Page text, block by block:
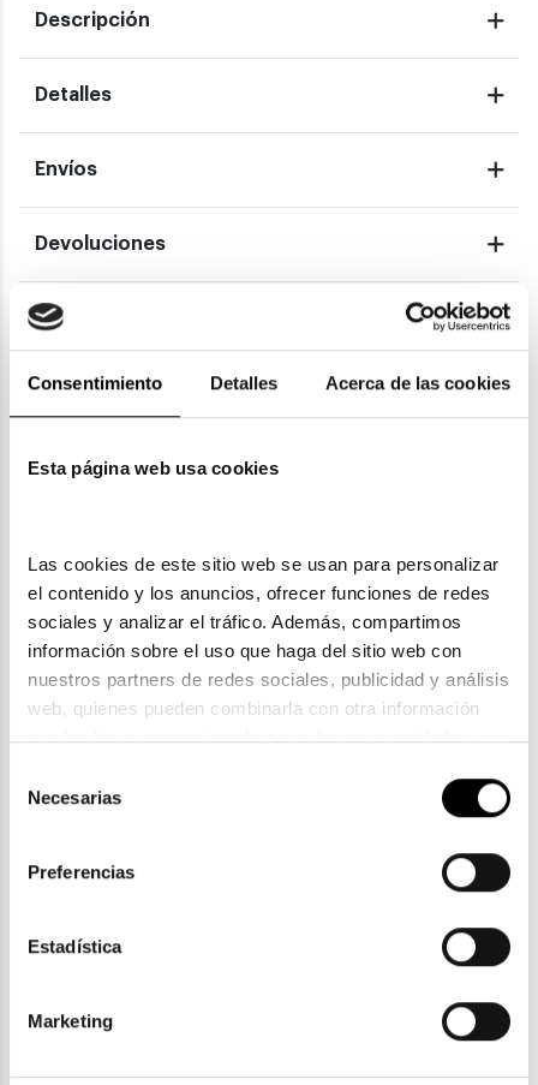
Consentimiento Detalles Acerca de las cookies
Esta página web usa cookies
Las cookies de este sitio web se usan para personalizar
el contenido y los anuncios, ofrecer funciones de redes
sociales y analizar el tráfico. Además, compartimos
información sobre el uso que haga del sitio web con
nuestros partners de redes sociales, publicidad y análisis
web, quienes pueden combinarla con otra información
que les haya proporcionado o que hayan recopilado a
la política de privacidad en el siguiente
. Consulta
Necesarias
Preferencias
Estadística
Marketing
Descripción
Detalles
Envíos
Devoluciones
Garantías
Rebajas -10%